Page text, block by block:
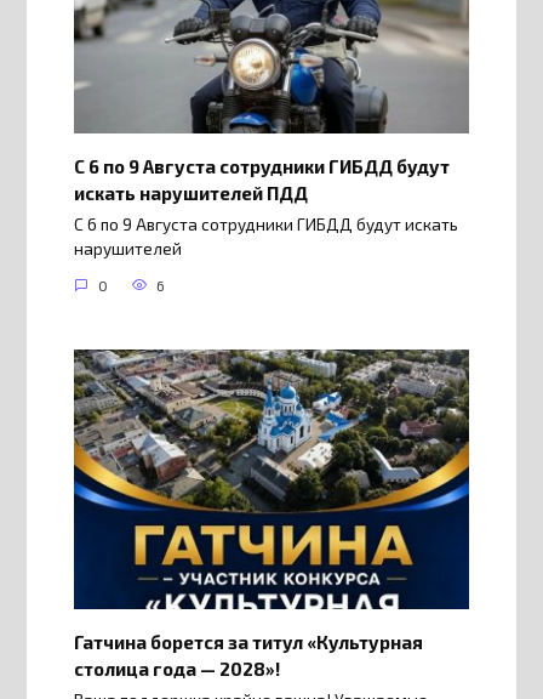
С 6 по 9 Августа сотрудники ГИБДД будут
искать нарушителей ПДД
С 6 по 9 Августа сотрудники ГИБДД будут искать
нарушителей
0 6
Гатчина борется за титул «Культурная
столица года — 2028»!